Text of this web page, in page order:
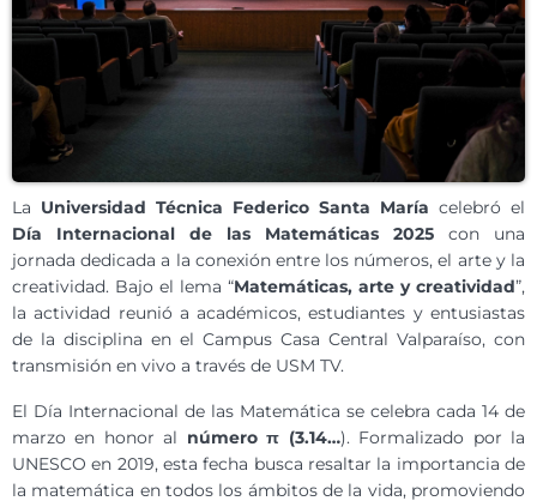
La Universidad Técnica Federico Santa María celebró el
Día Internacional de las Matemáticas 2025 con una
jornada dedicada a la conexión entre los números, el arte y la
creatividad. Bajo el lema “Matemáticas, arte y creatividad”,
la actividad reunió a académicos, estudiantes y entusiastas
de la disciplina en el Campus Casa Central Valparaíso, con
transmisión en vivo a través de USM TV.
El Día Internacional de las Matemática se celebra cada 14 de
marzo en honor al número π (3.14…). Formalizado por la
UNESCO en 2019, esta fecha busca resaltar la importancia de
la matemática en todos los ámbitos de la vida, promoviendo